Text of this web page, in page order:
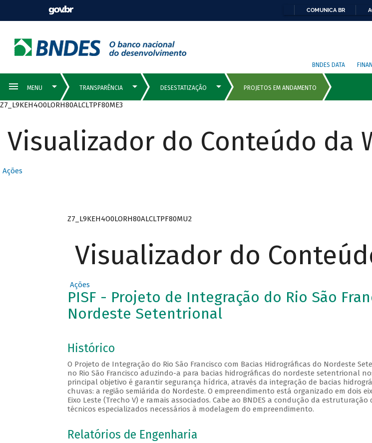
COMUNICA BR
BNDES DATA
Z7_L9KEH4O0LORH80ALCLTPF80ME3
Visualizador do Conteúdo da
Ações
Z7_L9KEH4O0LORH80ALCLTPF80MU2
Visualizador do
Ações
PISF - Projeto de Integração do Rio São
Nordeste Setentrional
Histórico
O Projeto de Integração do Rio São Francisco com Bacias Hidrográficas do Nordeste
no Rio São Francisco aduzindo-a para bacias hidrográficas do nordeste setentrional
principal objetivo é garantir segurança hídrica, através da integração de bacias
chuvas: a região semiárida do Nordeste. O empreendimento está organizado em dois
Eixo Leste (Trecho V) e ramais associados. Cabe ao BNDES a condução da
técnicos especializados necessários à modelagem do empreendimento.
Relatórios de Engenharia